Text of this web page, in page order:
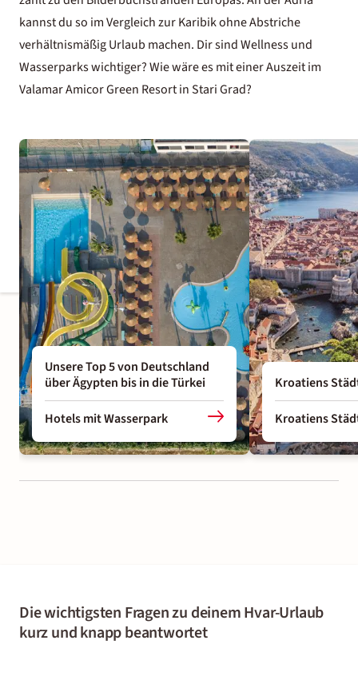
kannst du so im Vergleich zur Karibik ohne Abstriche
verhältnismäßig Urlaub machen. Dir sind Wellness und
Wasserparks wichtiger? Wie wäre es mit einer Auszeit im
Valamar Amicor Green Resort in Stari Grad?
Unsere Top 5 von Deutschland
über Ägypten bis in die Türkei
Hotels mit Wasserpark
Kroatiens
Kroatiens
Die wichtigsten Fragen zu deinem Hvar-Urlaub
kurz und knapp beantwortet